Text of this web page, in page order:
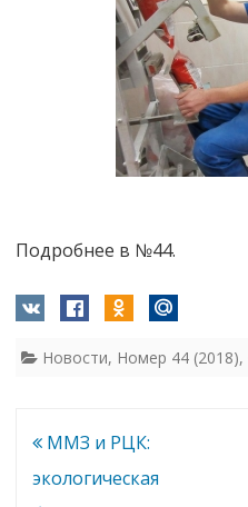
Подробнее в №44.
Новости, Номер 44 (2018),
Навигация
по
ММЗ и РЦК:
экологическая